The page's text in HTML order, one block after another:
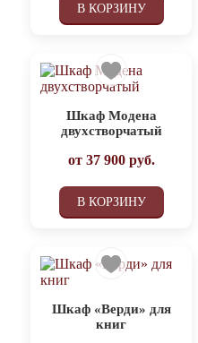
В КОРЗИНУ
Шкаф Модена
двухстворчатый
от 37 900руб.
В КОРЗИНУ
Шкаф «Верди» для
книг